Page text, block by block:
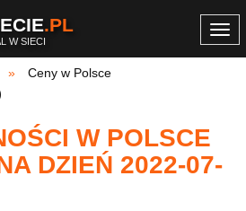
.PL
W SIECI
Ceny w Polsce
W POLSCE
DZIEŃ 2022-07-